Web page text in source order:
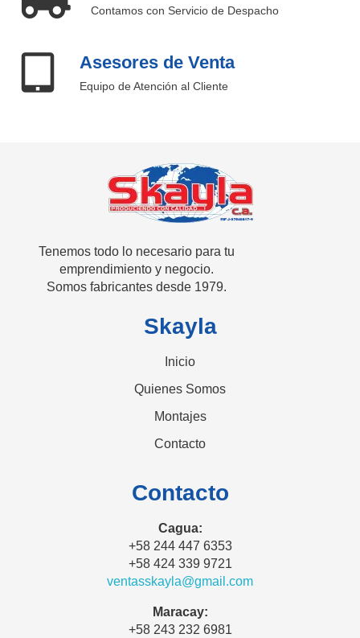
Contamos con Servicio de Despacho
Asesores de Venta
Equipo de Atención al Cliente
Tenemos todo lo necesario para tu
emprendimiento y negocio.
Somos fabricantes desde 1979.
Skayla
Inicio
Quienes Somos
Montajes
Contacto
Contacto
Cagua:
+58 244 447 6353
+58 424 339 9721
ventasskayla@gmail.com
Maracay:
+58 243 232 6981